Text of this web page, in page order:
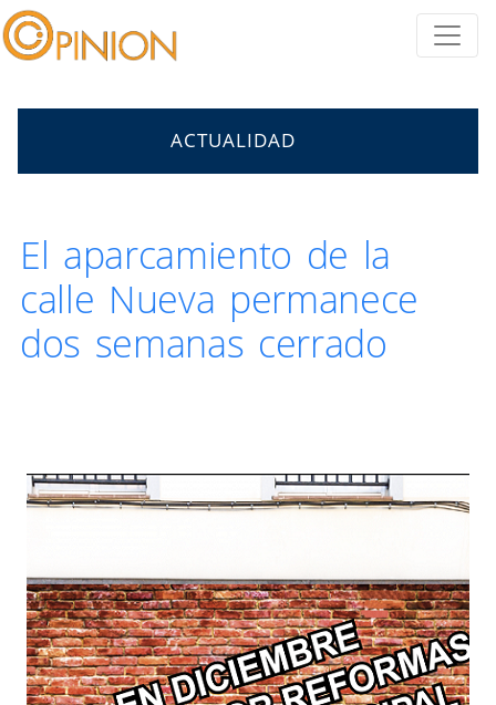
ACTUALIDAD
El aparcamiento de la
calle Nueva permanece
dos semanas cerrado